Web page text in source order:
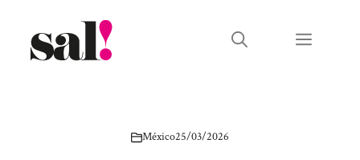
contenido
Menú
México25/03/2026